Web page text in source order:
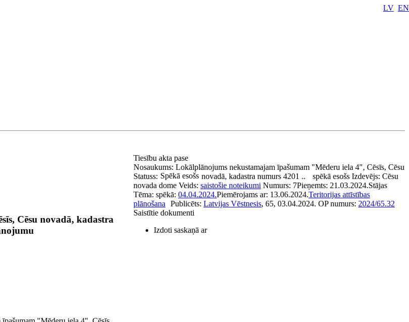
LV EN
Cēsu novadā, kadastra
Tiesību akta pase
Nosaukums: Lokālplānojums nekustamajam īpašumam "Mēderu iela 4", Cēsīs, Cēsu
novadā, kadastra numurs 4201 ..
Statuss: Spēkā esošs spēkā esošs Izdevējs: Cēsu
novada dome Veids: saistošie noteikumi Numurs: 7Pieņemts: 21.03.2024.Stājas
spēkā: 04.04.2024.Piemērojams ar: 13.06.2024.
Tēma:
Teritorijas attīstības
plānošana
Publicēts: Latvijas Vēstnesis, 65, 03.04.2024. OP numurs: 2024/65.32
Saistītie dokumenti
Izdoti saskaņā ar